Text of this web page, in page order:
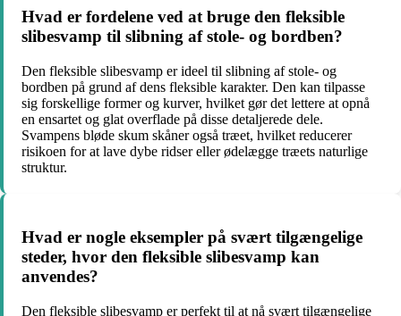
Hvad er fordelene ved at bruge den fleksible
slibesvamp til slibning af stole- og bordben?
Den fleksible slibesvamp er ideel til slibning af stole- og
bordben på grund af dens fleksible karakter. Den kan tilpasse
sig forskellige former og kurver, hvilket gør det lettere at opnå
en ensartet og glat overflade på disse detaljerede dele.
Svampens bløde skum skåner også træet, hvilket reducerer
risikoen for at lave dybe ridser eller ødelægge træets naturlige
struktur.
Hvad er nogle eksempler på svært tilgængelige
steder, hvor den fleksible slibesvamp kan
anvendes?
Den fleksible slibesvamp er perfekt til at nå svært tilgængelige